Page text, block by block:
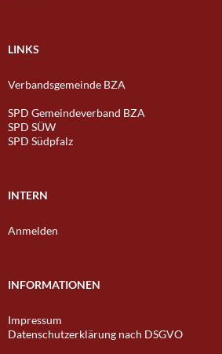
LINKS
Verbandsgemeinde BZA
SPD Gemeindeverband BZA
SPD SÜW
SPD Südpfalz
INTERN
Anmelden
INFORMATIONEN
Impressum
Datenschutzerklärung nach DSGVO